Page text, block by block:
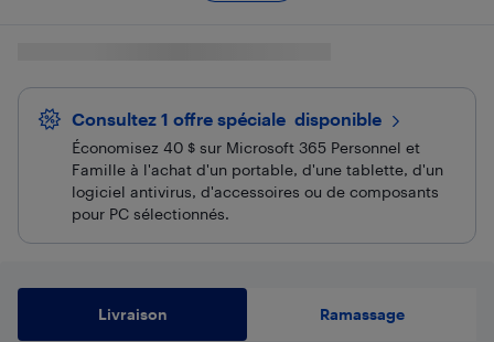
Consultez 1 offre spéciale disponible
Économisez 40 $ sur Microsoft 365 Personnel et
Famille à l'achat d'un portable, d'une tablette, d'un
logiciel antivirus, d'accessoires ou de composants
pour PC sélectionnés.
Livraison Ramassage